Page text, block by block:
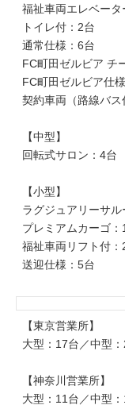
福祉車両エレベー
トイレ付：2台
通常仕様：6台
FC町田ゼルビア チ
FC町田ゼルビア仕
契約車両（路線バス
【中型】
回転式サロン：4台
【小型】
ラグジュアリーサル
プレミアムカーゴ：
福祉車両リフト付：
送迎仕様：5台
【東京営業所】
大型：17台／中型
【神奈川営業所】
大型：11台／中型